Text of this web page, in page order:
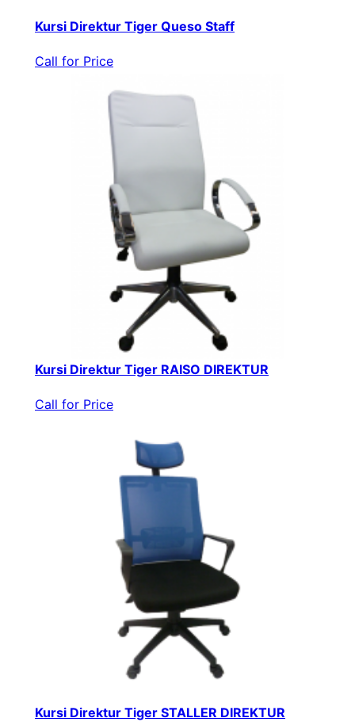
Kursi Direktur Tiger Queso Staff
Call for Price
Kursi Direktur Tiger RAISO DIREKTUR
Call for Price
Kursi Direktur Tiger STALLER DIREKTUR